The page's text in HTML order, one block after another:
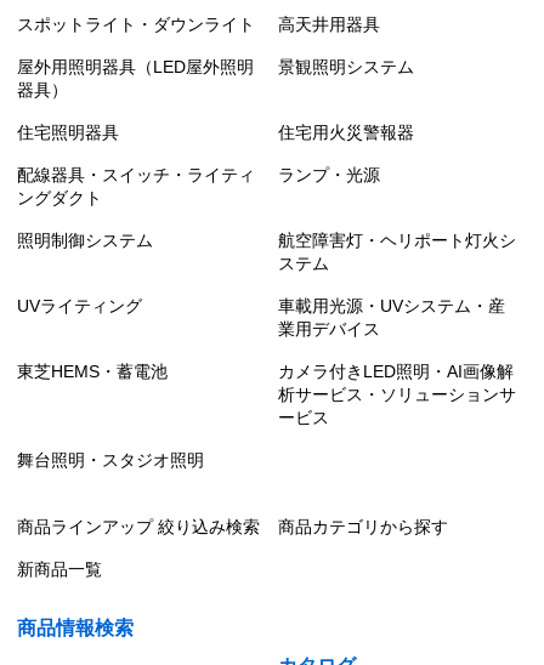
スポットライト・ダウンライト 高天井用器具
屋外用照明器具（LED屋外照明
器具）
景観照明システム
住宅照明器具 住宅用火災警報器
配線器具・スイッチ・ライティ
ングダクト
ランプ・光源
照明制御システム
航空障害灯・ヘリポート灯火シ
ステム
UVライティング
車載用光源・UVシステム・産
業用デバイス
東芝HEMS・蓄電池
カメラ付きLED照明・AI画像解
析サービス・ソリューションサ
ービス
舞台照明・スタジオ照明
商品ラインアップ 絞り込み検索 商品カテゴリから探す
新商品一覧
商品情報検索